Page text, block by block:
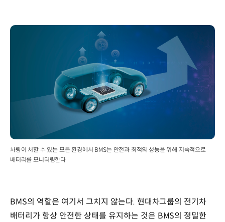
차량이 처할 수 있는 모든 환경에서 BMS는 안전과 최적의 성능을 위해 지속적으로
배터리를 모니터링한다
BMS의 역할은 여기서 그치지 않는다. 현대차그룹의 전기차
배터리가 항상 안전한 상태를 유지하는 것은 BMS의 정밀한